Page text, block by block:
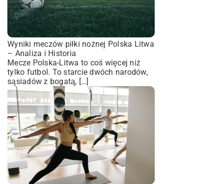
Wyniki meczów piłki nożnej Polska Litwa
– Analiza i Historia
Mecze Polska-Litwa to coś więcej niż
tylko futbol. To starcie dwóch narodów,
sąsiadów z bogatą, […]